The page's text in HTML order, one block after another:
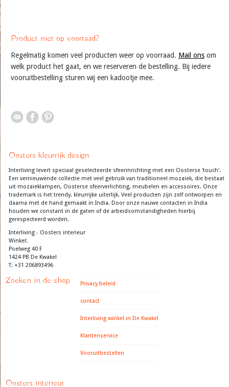
Product niet op voorraad?
Regelmatig komen veel producten weer op voorraad. Mail ons om
welk product het gaat, en we reserveren de bestelling. Bij iedere
vooruitbestelling sturen wij een kadootje mee.
Oosters kleurrijk design
Interliving levert speciaal geselecteerde sfeerinrichting met een Oosterse 'touch'.
Een vernieuwende collectie met veel gebruik van traditioneel mozaiek, die bestaat
uit mozaieklampen, Oosterse sfeerverlichting, meubelen en accessoires. Onze
trademark is het trendy, kleurrijke uiterlijk. Veel producten zijn zelf ontworpen en
daarna met de hand gemaakt in India. Door onze nauwe contacten in India
houden we constant in de gaten of de arbeidsomstandigheden hierbij
gerespecteerd worden.
Interliving - Oosters interieur
Winkel:
Poelweg 40 F
1424 PB De Kwakel
T: +31 206893496
Zoeken in de shop Privacy beleid
contact
Interliving winkel in De Kwakel
Klantenservice
Vooruitbestellen
Oosters interieur